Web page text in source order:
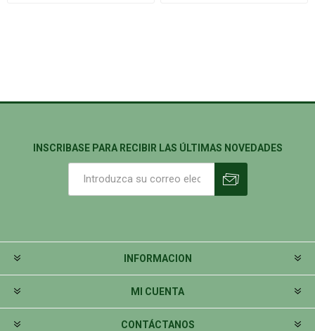
INSCRIBASE PARA RECIBIR LAS ÚLTIMAS NOVEDADES
INFORMACION
MI CUENTA
CONTÁCTANOS